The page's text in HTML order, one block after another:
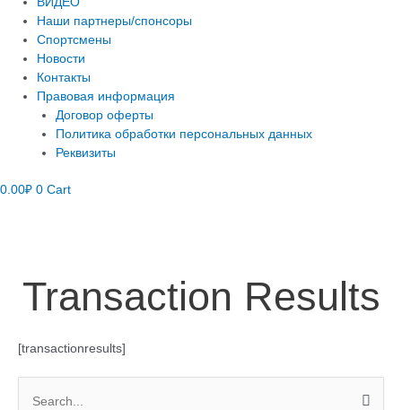
Наши партнеры/спонсоры
Спортсмены
Новости
Контакты
Правовая информация
Договор оферты
Политика обработки персональных данных
Реквизиты
0.00₽ 0 Cart
Transaction Results
[transactionresults]